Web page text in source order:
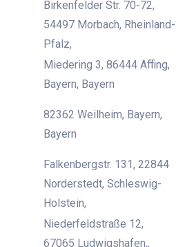
Birkenfelder Str. 70-72,
54497 Morbach, Rheinland-
Pfalz,
Miedering 3, 86444 Affing,
Bayern, Bayern
82362 Weilheim, Bayern,
Bayern
Falkenbergstr. 131, 22844
Norderstedt, Schleswig-
Holstein,
Niederfeldstraße 12,
67065 Ludwigshafen,,